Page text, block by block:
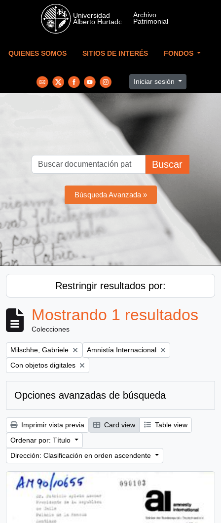
Skip to main content
QUIENES SOMOS SITIOS DE INTERÉS FONDOS
Iniciar sesión
Buscar
Búsqueda Avanzada »
Restringir resultados por:
Mostrando 1 resultados
Colecciones
Remove filter:
Milschhe, Gabriele Remove filter:
Amnistía Internacional
Remove filter:
Con objetos digitales
Opciones avanzadas de búsqueda
Imprimir vista previa Card view
Table view
Ordenar por: Título
Dirección: Clasificación en orden ascendente